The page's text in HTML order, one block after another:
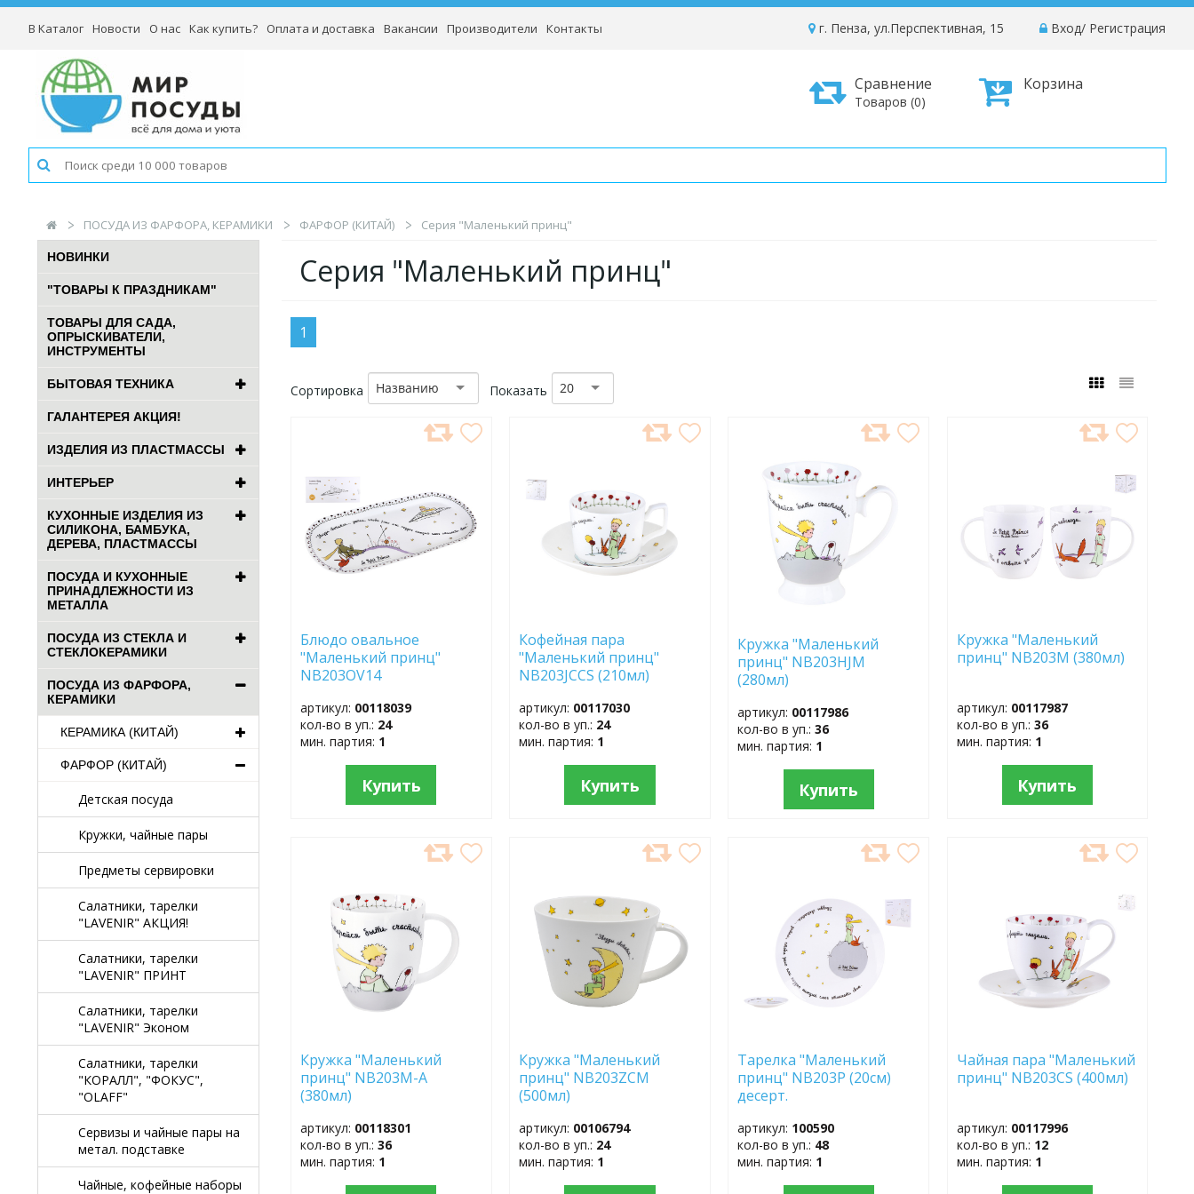
В Каталог Новости О нас Как купить? Оплата и доставка Вакансии Производители Контакты Вход/ Регистрация
г. Пенза, ул.Перспективная, 15
Корзина
Сравнение
Товаров (0)
ПОСУДА ИЗ ФАРФОРА, КЕРАМИКИ ФАРФОР (КИТАЙ) Серия "Маленький принц"
НОВИНКИ
"ТОВАРЫ К ПРАЗДНИКАМ"
ТОВАРЫ ДЛЯ САДА,
ОПРЫСКИВАТЕЛИ,
ИНСТРУМЕНТЫ
БЫТОВАЯ ТЕХНИКА
ГАЛАНТЕРЕЯ АКЦИЯ!
ИЗДЕЛИЯ ИЗ ПЛАСТМАССЫ
ИНТЕРЬЕР
КУХОННЫЕ ИЗДЕЛИЯ ИЗ
СИЛИКОНА, БАМБУКА,
ДЕРЕВА, ПЛАСТМАССЫ
ПОСУДА И КУХОННЫЕ
ПРИНАДЛЕЖНОСТИ ИЗ
МЕТАЛЛА
ПОСУДА ИЗ СТЕКЛА И
СТЕКЛОКЕРАМИКИ
ПОСУДА ИЗ ФАРФОРА,
КЕРАМИКИ
КЕРАМИКА (КИТАЙ)
ФАРФОР (КИТАЙ)
Детская посуда
Кружки, чайные пары
Предметы сервировки
Салатники, тарелки
"LAVENIR" АКЦИЯ!
Салатники, тарелки
"LAVENIR" ПРИНТ
Салатники, тарелки
"LAVENIR" Эконом
Салатники, тарелки
"КОРАЛЛ", "ФОКУС",
"OLAFF"
Сервизы и чайные пары на
метал. подставке
Чайные, кофейные наборы
Серия "Маленький принц"
1
Сортировка Названию Показать 20
Блюдо овальное
"Маленький принц"
NB203OV14
артикул: 00118039
кол-во в уп.: 24
мин. партия: 1
Купить
Кофейная пара
"Маленький принц"
NB203JCCS (210мл)
артикул: 00117030
кол-во в уп.: 24
мин. партия: 1
Купить
ИЗБРАННОЕ
Кружка "Маленький
принц" NB203HJM
(280мл)
артикул: 00117986
кол-во в уп.:36
мин. партия: 1
Купить
Кружка "Маленький
принц" NB203M (380мл)
артикул: 00117987
кол-во в уп.: 36
мин. партия: 1
Купить
ИЗБРАННОЕ
Кружка "Маленький
принц" NB203M-A
(380мл)
артикул: 00118301
кол-во в уп.:36
мин. партия: 1
ИЗБРАННОЕ
Кружка "Маленький
принц" NB203ZCM
(500мл)
артикул: 00106794
кол-во в уп.: 24
мин. партия: 1
Тарелка "Маленький
принц" NB203P (20см)
десерт.
артикул: 100590
кол-во в уп.: 48
мин. партия: 1
Чайная пара "Маленький
принц" NB203CS (400мл)
артикул: 00117996
кол-во в уп.: 12
мин. партия: 1